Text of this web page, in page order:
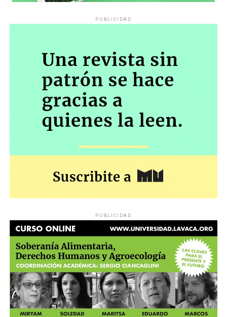
PUBLICIDAD
PUBLICIDAD